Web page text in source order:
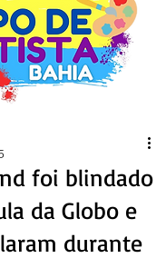
foi blindado
da Globo e
durante